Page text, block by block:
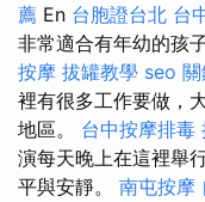
薦 En 台胞證台北 台
非常適合有年幼的孩
按摩 拔罐教學 seo
裡有很多工作要做，
地區。 台中按摩排毒
演每天晚上在這裡舉
平與安靜。 南屯按摩